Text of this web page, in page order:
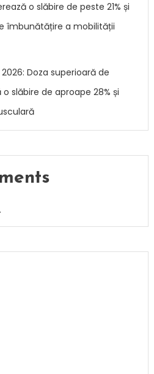
o slăbire de peste 21% și
îmbunătățire a mobilității
Doza superioară de
slăbire de aproape 28% și